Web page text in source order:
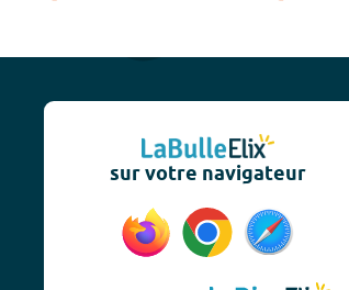
sur votre navigateur